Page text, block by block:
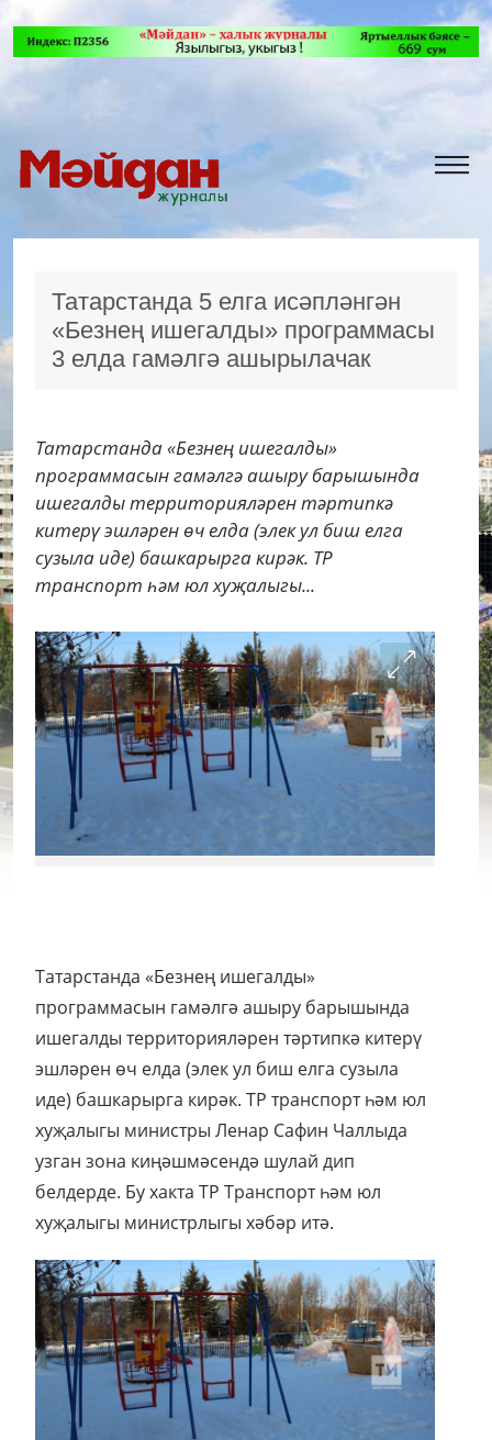
Татарстанда 5 елга исәпләнгән
«Безнең ишегалды» программасы
3 елда гамәлгә ашырылачак
Татарстанда «Безнең ишегалды»
программасын гамәлгә ашыру барышында
ишегалды территорияләрен тәртипкә
китерү эшләрен өч елда (элек ул биш елга
сузыла иде) башкарырга кирәк. ТР
транспорт һәм юл хуҗалыгы...
Татарстанда «Безнең ишегалды»
программасын гамәлгә ашыру барышында
ишегалды территорияләрен тәртипкә китерү
эшләрен өч елда (элек ул биш елга сузыла
иде) башкарырга кирәк. ТР транспорт һәм юл
хуҗалыгы министры Ленар Сафин Чаллыда
узган зона киңәшмәсендә шулай дип
белдерде. Бу хакта ТР Транспорт һәм юл
хуҗалыгы министрлыгы хәбәр итә.